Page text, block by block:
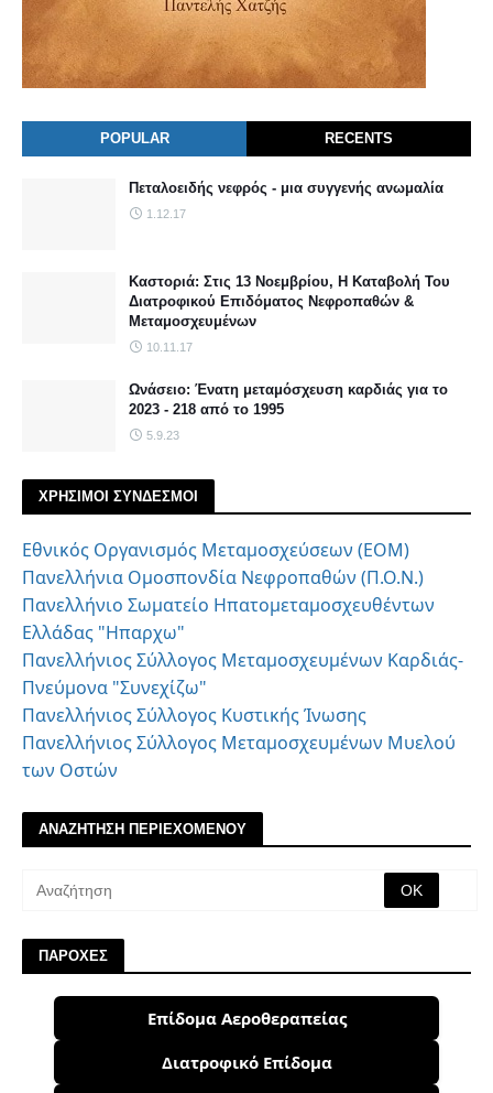
POPULAR RECENTS
Πεταλοειδής νεφρός - μια συγγενής ανωμαλία
1.12.17
Καστοριά: Στις 13 Νοεμβρίου, Η Καταβολή Του
Διατροφικού Επιδόματος Νεφροπαθών &
Μεταμοσχευμένων
10.11.17
Ωνάσειο: Ένατη μεταμόσχευση καρδιάς για το
2023 - 218 από το 1995
5.9.23
ΧΡΗΣΙΜΟΙ ΣΥΝΔΕΣΜΟΙ
Εθνικός Οργανισμός Μεταμοσχεύσεων (ΕΟΜ)
Πανελλήνια Ομοσπονδία Νεφροπαθών (Π.Ο.Ν.)
Πανελλήνιο Σωματείο Ηπατομεταμοσχευθέντων
Ελλάδας "Ηπαρχω"
Πανελλήνιος Σύλλογος Μεταμοσχευμένων Καρδιάς-
Πνεύμονα "Συνεχίζω"
Πανελλήνιος Σύλλογος Κυστικής Ίνωσης
Πανελλήνιος Σύλλογος Μεταμοσχευμένων Μυελού
των Οστών
ΑΝΑΖΗΤΗΣΗ ΠΕΡΙΕΧΟΜΕΝΟΥ
ΠΑΡΟΧΕΣ
Επίδομα Αεροθεραπείας
Διατροφικό Επίδομα